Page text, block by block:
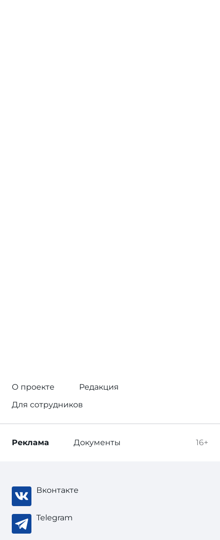
О проекте
Редакция
Для сотрудников
16+
Реклама Документы
Вконтакте
Telegram